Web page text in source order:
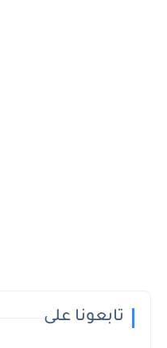
تابعونا على